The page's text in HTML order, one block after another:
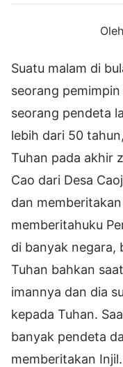
Suatu malam di
seorang
seorang pendeta
lebih dari 50
Tuhan pada akhir
Cao dari Desa
dan
memberitahuku
di banyak negara,
Tuhan bahkan
imannya dan dia
kepada Tuhan.
banyak pendeta
memberitakan